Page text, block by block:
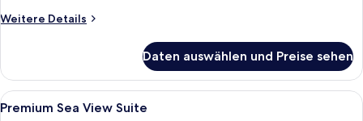
Weitere Details
Weitere
Sea
Front
Bungalows
Daten auswählen und Preise sehen
Alle
Fotos
Ein heller, offener Wohnbereich mit
8
Premium Sea View Suite